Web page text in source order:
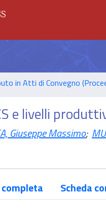
in Atti di Convegno
e livelli
Giuseppe Massimo;
Scheda